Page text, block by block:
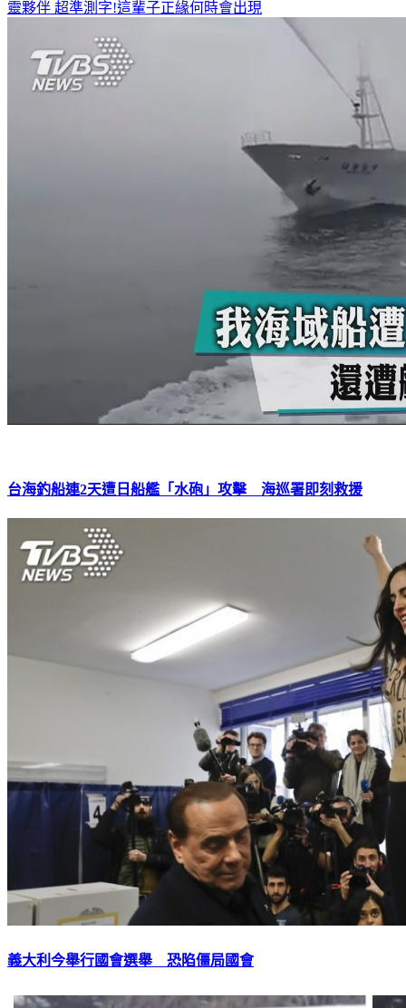
靈夥伴 超準測字!這輩子正緣何時會出現
台海釣船連2天遭日船艦「水砲」攻擊 海巡署即刻救援
義大利今舉行國會選舉 恐陷僵局國會